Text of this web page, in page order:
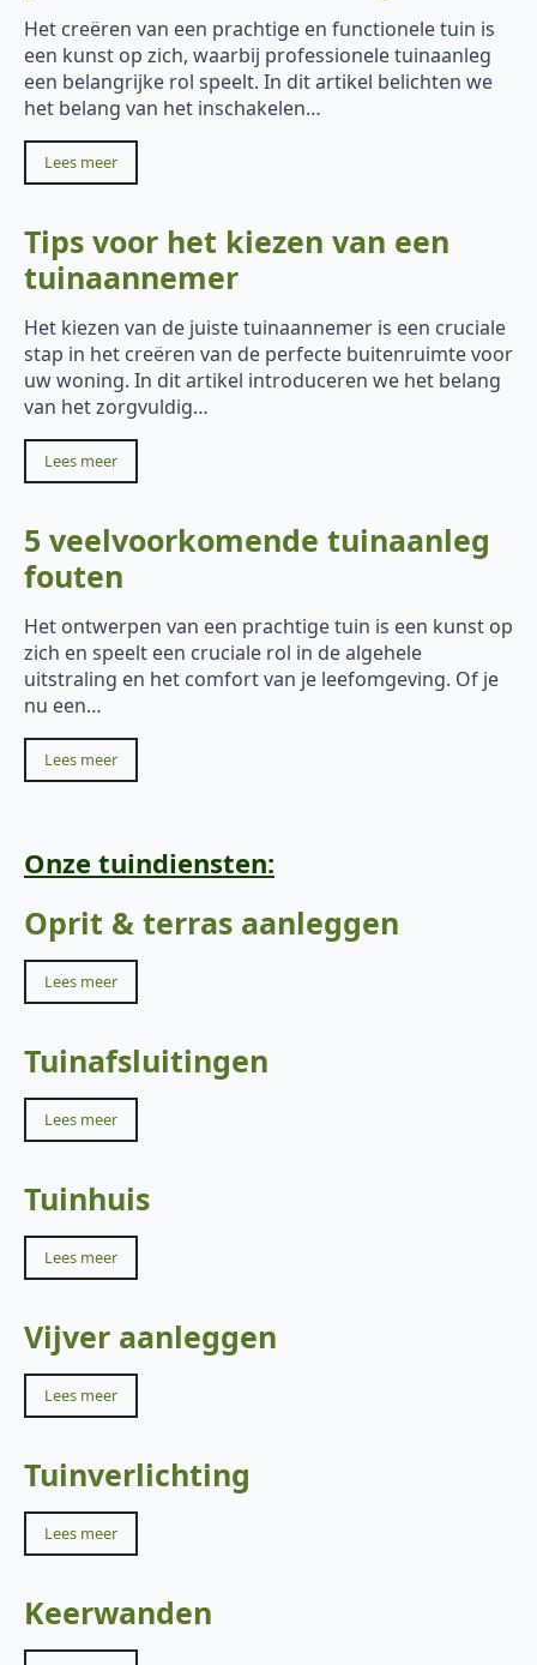
Het creëren van een prachtige en functionele tuin is
een kunst op zich, waarbij professionele tuinaanleg
een belangrijke rol speelt. In dit artikel belichten we
het belang van het inschakelen…
Lees meer
Tips voor het kiezen van een
tuinaannemer
Het kiezen van de juiste tuinaannemer is een cruciale
stap in het creëren van de perfecte buitenruimte voor
uw woning. In dit artikel introduceren we het belang
van het zorgvuldig…
Lees meer
5 veelvoorkomende tuinaanleg
fouten
Het ontwerpen van een prachtige tuin is een kunst op
zich en speelt een cruciale rol in de algehele
uitstraling en het comfort van je leefomgeving. Of je
nu een…
Lees meer
Onze tuindiensten:
Oprit & terras aanleggen
Lees meer
Tuinafsluitingen
Lees meer
Tuinhuis
Lees meer
Vijver aanleggen
Lees meer
Tuinverlichting
Lees meer
Keerwanden